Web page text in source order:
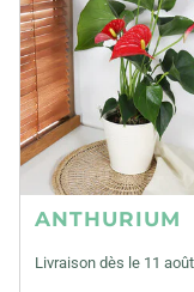
ANTHURIUM
Livraison dès le 11 août